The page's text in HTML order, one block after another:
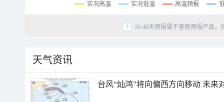
实况高温 实况低温 高温预报
16-40天预报属于客观预报产品
天气资讯
台风“灿鸿”将向偏西方向移动 未来